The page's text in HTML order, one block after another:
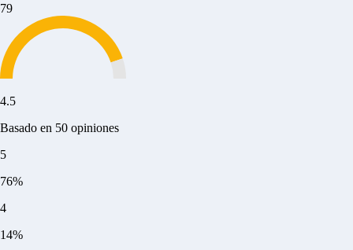
79
4.5
Basado en 50 opiniones
5
76%
4
14%